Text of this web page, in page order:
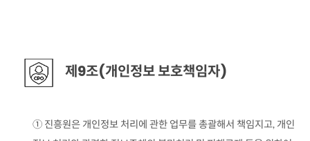
제9조(개인정보 보호책임자)
① 진흥원은 개인정보 처리에 관한 업무를 총괄해서 책임지고, 개인